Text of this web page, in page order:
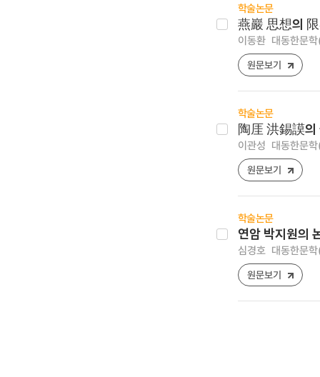
학술논문
燕巖 思想의
이동환 대동한문
원문보기
학술논문
陶厓 洪錫謨의
이관성 대동한문
원문보기
학술논문
연암 박지원의
심경호 대동한문
원문보기